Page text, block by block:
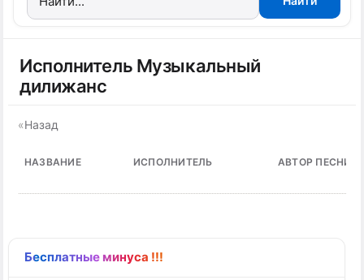
Бесплатные минуса !!!
Исполнитель Музыкальный
дилижанс
«Назад
НАЗВАНИЕ ИСПОЛНИТЕЛЬ АВТОР ПЕСНИ